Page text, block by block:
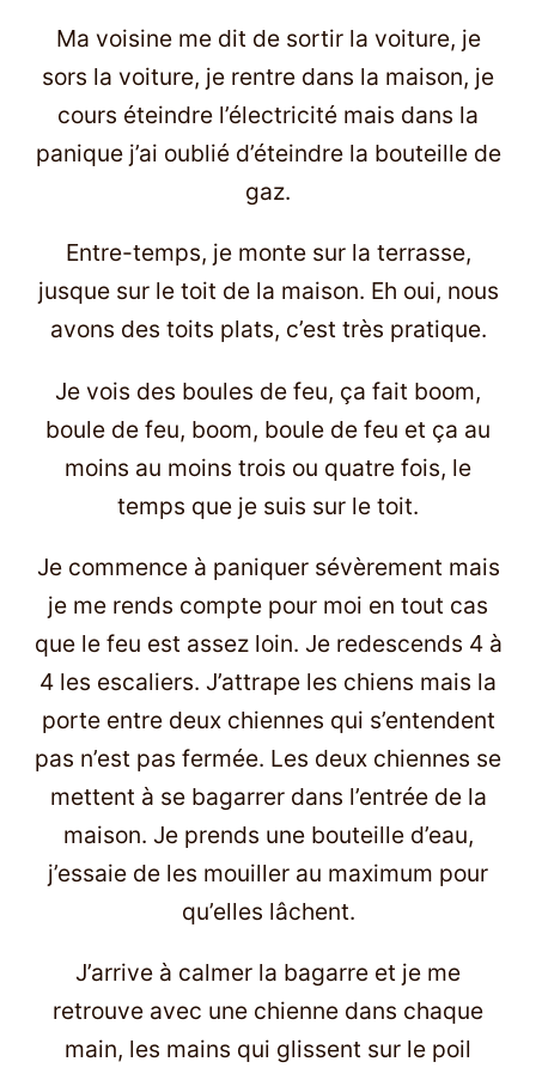
Ma voisine me dit de sortir la voiture, je
sors la voiture, je rentre dans la maison, je
cours éteindre l’électricité mais dans la
panique j’ai oublié d’éteindre la bouteille de
gaz.
Entre-temps, je monte sur la terrasse,
jusque sur le toit de la maison. Eh oui, nous
avons des toits plats, c’est très pratique.
Je vois des boules de feu, ça fait boom,
boule de feu, boom, boule de feu et ça au
moins au moins trois ou quatre fois, le
temps que je suis sur le toit.
Je commence à paniquer sévèrement mais
je me rends compte pour moi en tout cas
que le feu est assez loin. Je redescends 4 à
4 les escaliers. J’attrape les chiens mais la
porte entre deux chiennes qui s’entendent
pas n’est pas fermée. Les deux chiennes se
mettent à se bagarrer dans l’entrée de la
maison. Je prends une bouteille d’eau,
j’essaie de les mouiller au maximum pour
qu’elles lâchent.
J’arrive à calmer la bagarre et je me
retrouve avec une chienne dans chaque
main, les mains qui glissent sur le poil